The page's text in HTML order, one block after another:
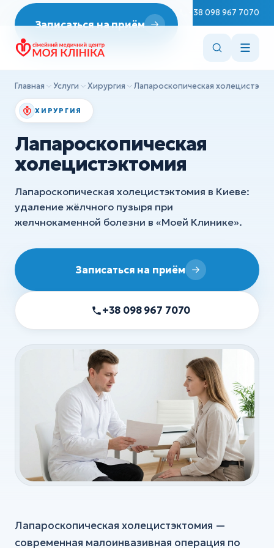
+38 098 967 7070
Неврология
Врач терапевт
Эндокринология
Стоматология
Консультации врачей
ДИАГНОСТИКА
Хирургия
Флебология
Ортопедия и травматология
Анестезия
Все услуги
ДИАГНОСТИКА
Эндоскопия
УЗИ
ХИРУРГИЯ
Детская хирургия
Ортопедия и травматология
Все услуги
Записаться на приём
Главная Услуги Хирургия Лапароскопическая
ХИРУРГИЯ
Лапароскопическая
холецистэктомия
Лапароскопическая холецистэктомия в Киеве:
удаление жёлчного пузыря при
желчнокаменной болезни в «Моей Клинике».
Записаться на приём
+38 098 967 7070
Лапароскопическая холецистэктомия —
современная малоинвазивная операция по